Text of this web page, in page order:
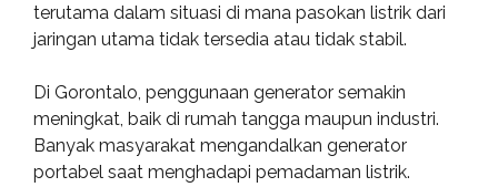
terutama dalam situasi di mana pasokan listrik dari
jaringan utama tidak tersedia atau tidak stabil.
Di Gorontalo, penggunaan generator semakin
meningkat, baik di rumah tangga maupun industri.
Banyak masyarakat mengandalkan generator
portabel saat menghadapi pemadaman listrik.